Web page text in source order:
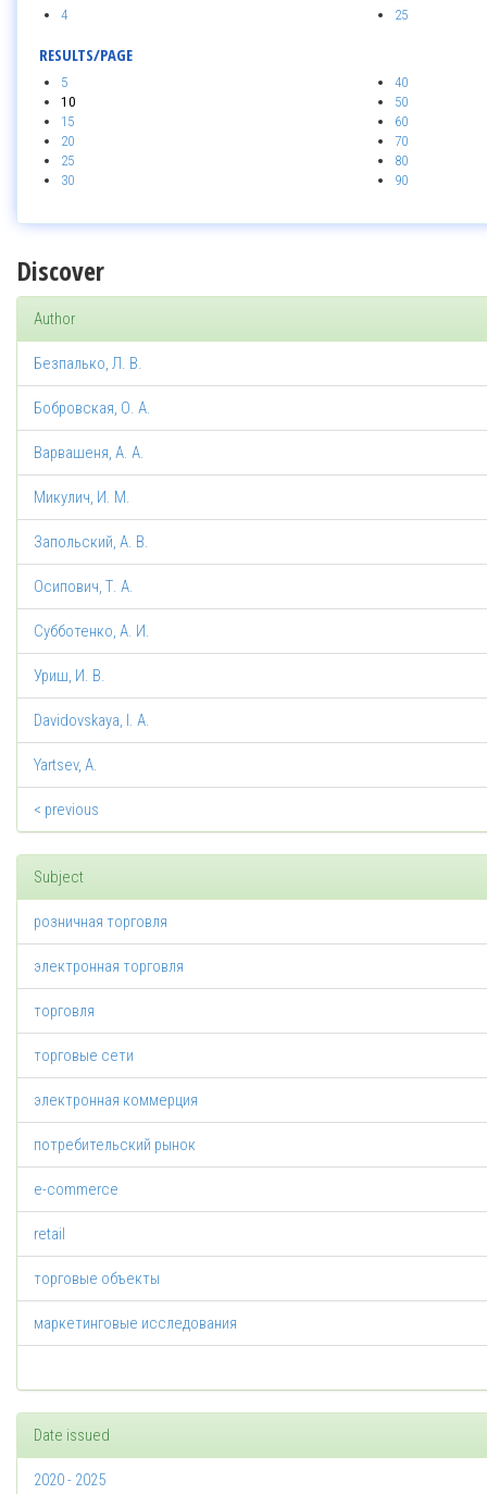
4
25
RESULTS/PAGE
5
10
15
20
25
30
40
50
60
70
80
90
Discover
Author
Безпалько, Л. В.
Бобровская, О. А.
Варвашеня, А. А.
Микулич, И. М.
Запольский, А. В.
Осипович, Т. А.
Субботенко, А. И.
Уриш, И. В.
Davidovskaya, I. A.
Yartsev, A.
< previous
Subject
розничная торговля
электронная торговля
торговля
торговые сети
электронная коммерция
потребительский рынок
e-commerce
retail
торговые объекты
маркетинговые исследования
Date issued
2020 - 2025